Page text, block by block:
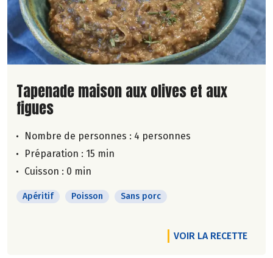
Lire la suite de la recette
Tapenade maison aux olives et aux
figues
Nombre de personnes : 4 personnes
Préparation : 15 min
Cuisson : 0 min
Apéritif Poisson Sans porc
VOIR LA RECETTE